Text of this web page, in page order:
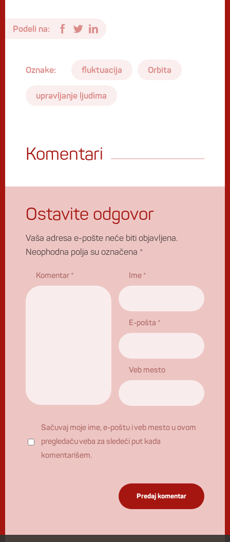
Podeli na:
Oznake: fluktuacija Orbita
upravljanje ljudima
Komentari
Ostavite odgovor
Vaša adresa e-pošte neće biti objavljena.
Neophodna polja su označena *
Komentar * Ime *
E-pošta *
Veb mesto
Sačuvaj moje ime, e-poštu i veb mesto u ovom
pregledaču veba za sledeći put kada
komentarišem.